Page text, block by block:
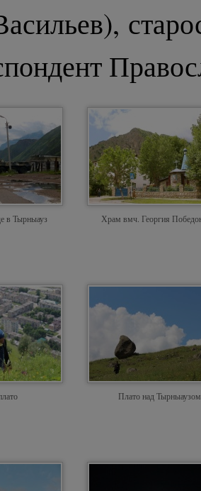
в Тырныауз Храм вмч. Георгия
Плато над Тырныаузом